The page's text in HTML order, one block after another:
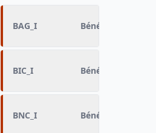
BAG_I Bénéfices
BIC_I Bénéfices
BNC_I Bénéfices non